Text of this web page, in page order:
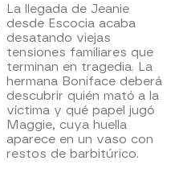
La llegada de Jeanie
desde Escocia acaba
desatando viejas
tensiones familiares que
terminan en tragedia. La
hermana Boniface deberá
descubrir quién mató a la
víctima y qué papel jugó
Maggie, cuya huella
aparece en un vaso con
restos de barbitúrico.